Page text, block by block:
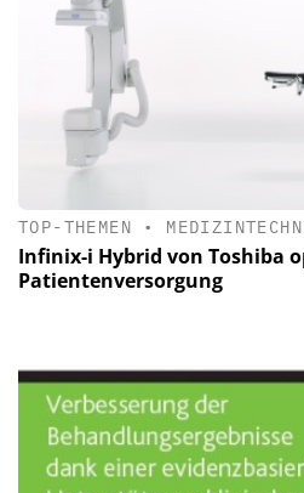
TOP-THEMEN •
Infinix-i Hybrid von Toshiba
Patientenversorgung